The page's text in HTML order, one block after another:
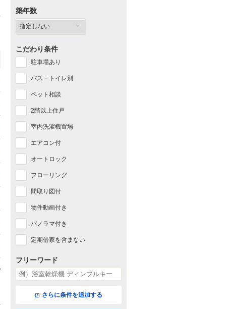
築年数
こだわり条件
駐車場あり
バス・トイレ別
ペット相談
2階以上住戸
室内洗濯機置場
エアコン付
オートロック
フローリング
間取り図付
物件動画付き
パノラマ付き
定期借家を含まない
フリーワード
さらに条件を追加する